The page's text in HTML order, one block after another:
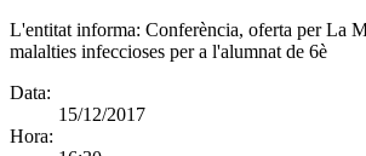
L'entitat informa: Conferència, oferta per La
malalties infeccioses per a l'alumnat de 6è
Data:
15/12/2017
Hora: